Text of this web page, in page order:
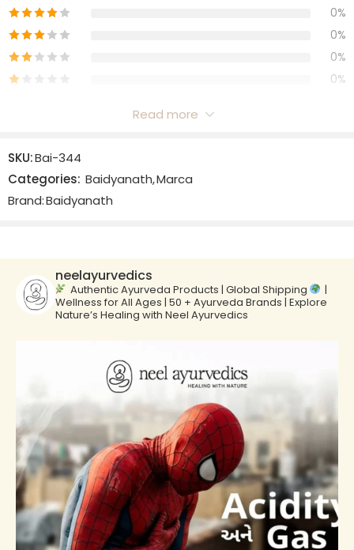
0%
0%
0%
0%
There are no reviews yet.
Read more
SKU:Bai-344
Categories: Baidyanath,Marca
Brand:Baidyanath
neelayurvedics
Authentic Ayurveda Products | Global Shipping
|
Wellness for All Ages | 50 + Ayurveda Brands | Explore
Nature’s Healing with Neel Ayurvedics